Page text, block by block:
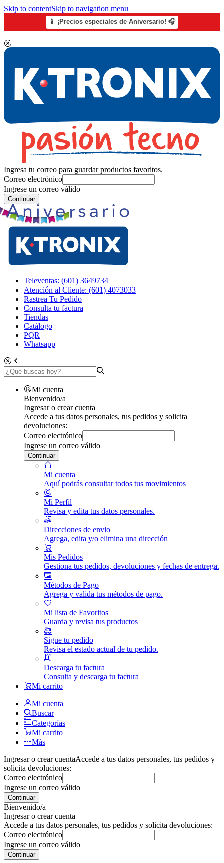
Skip to contentSkip to navigation menu
📱 ¡Precios especiales de Aniversario! 🎧
Ingresa tu correo para guardar productos favoritos.
Correo electrónico
Ingrese un correo válido
Continuar
Televentas: (601) 3649734
Atención al Cliente: (601) 4073033
Rastrea Tu Pedido
Consulta tu factura
Tiendas
Catálogo
PQR
Whatsapp
Mi cuenta
Bienvenido/a
Ingresar o crear cuenta
Accede a tus datos personales, tus pedidos y solicita
devoluciones:
Correo electrónico
Ingrese un correo válido
Continuar
Mi cuenta
Aquí podrás consultar todos tus movimientos
Mi Perfil
Revisa y edita tus datos personales.
Direcciones de envio
Agrega, edita y/o elimina una dirección
Mis Pedidos
Gestiona tus pedidos, devoluciones y fechas de entrega.
Métodos de Pago
Agrega y valida tus métodos de pago.
Mi lista de Favoritos
Guarda y revisa tus productos
Sigue tu pedido
Revisa el estado actual de tu pedido.
Descarga tu factura
Consulta y descarga tu factura
Mi carrito
Mi cuenta
Buscar
Categorías
Mi carrito
Más
Ingresar o crear cuentaAccede a tus datos personales, tus pedidos y
solicita devoluciones:
Correo electrónico
Ingrese un correo válido
Continuar
Bienvenido/a
Ingresar o crear cuenta
Accede a tus datos personales, tus pedidos y solicita devoluciones:
Correo electrónico
Ingrese un correo válido
Continuar